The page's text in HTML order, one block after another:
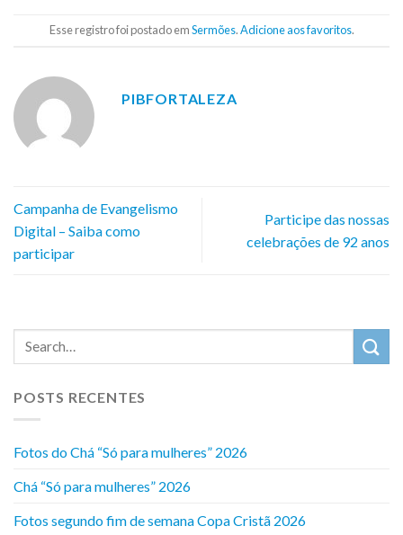
Esse registro foi postado emSermões.Adicione aos favoritos.
PIBFORTALEZA
Campanha de Evangelismo
Digital – Saiba como
participar
Participe das nossas
celebrações de 92 anos
POSTS RECENTES
Fotos do Chá “Só para mulheres” 2026
Chá “Só para mulheres” 2026
Fotos segundo fim de semana Copa Cristã 2026